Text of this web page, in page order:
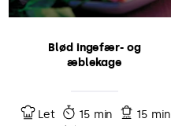
Blød ingefær- og
æblekage
Let 15 min
15 min